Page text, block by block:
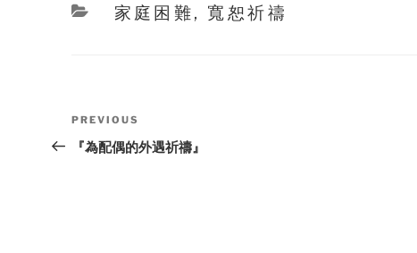
Categories
家庭困難, 寬恕祈禱
Post
navigation
Previous
Post
PREVIOUS
『為配偶的外遇祈禱』